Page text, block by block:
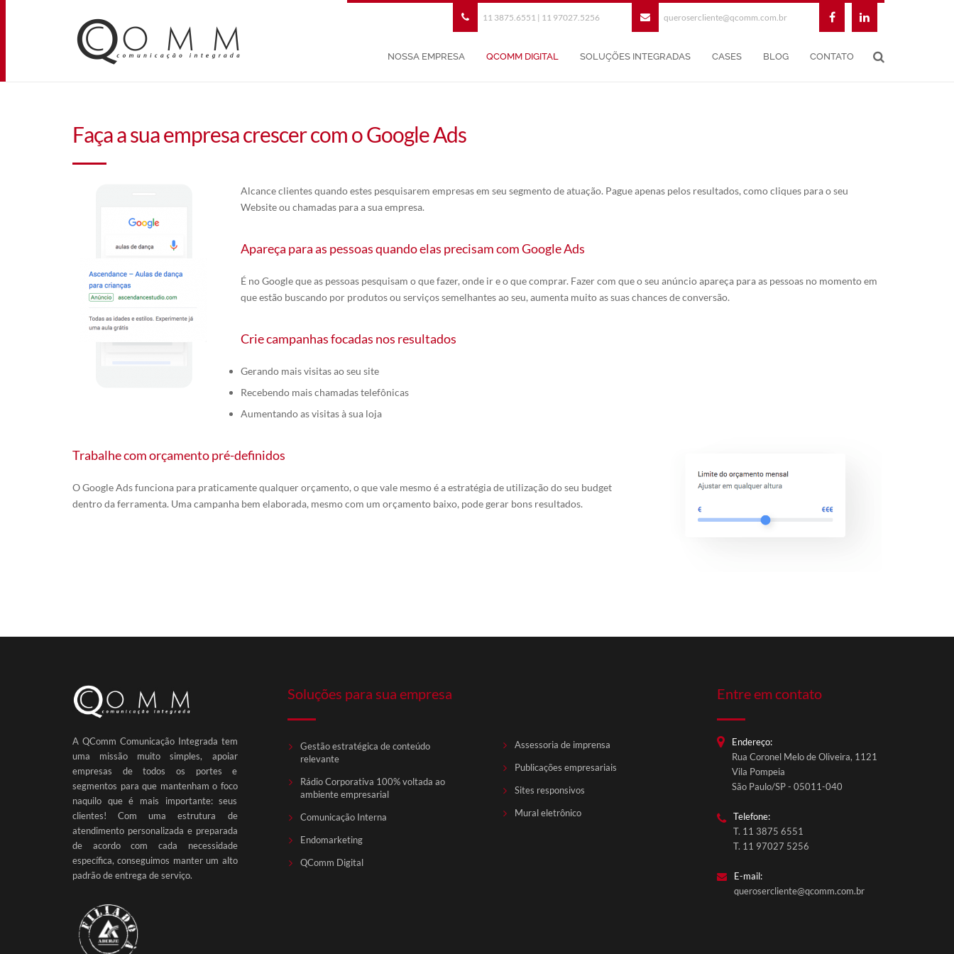
11 3875.6551 | 11 97027.5256 querosercliente@qcomm.com.br
NOSSA EMPRESA QCOMM DIGITAL SOLUÇÕES INTEGRADAS CASES BLOG CONTATO
Faça a sua empresa crescer com o Google Ads
Alcance clientes quando estes pesquisarem empresas em seu segmento de atuação. Pague apenas pelos resultados, como cliques para o seu
Website ou chamadas para a sua empresa.
Apareça para as pessoas quando elas precisam com Google Ads
É no Google que as pessoas pesquisam o que fazer, onde ir e o que comprar. Fazer com que o seu anúncio apareça para as pessoas no momento em
que estão buscando por produtos ou serviços semelhantes ao seu, aumenta muito as suas chances de conversão.
Crie campanhas focadas nos resultados
Gerando mais visitas ao seu site
Recebendo mais chamadas telefônicas
Aumentando as visitas à sua loja
Trabalhe com orçamento pré-definidos
O Google Ads funciona para praticamente qualquer orçamento, o que vale mesmo é a estratégia de utilização do seu budget
dentro da ferramenta. Uma campanha bem elaborada, mesmo com um orçamento baixo, pode gerar bons resultados.
A QComm Comunicação Integrada tem
uma missão muito simples, apoiar
empresas de todos os portes e
segmentos para que mantenham o foco
naquilo que é mais importante: seus
clientes! Com uma estrutura de
atendimento personalizada e preparada
de acordo com cada necessidade
específica, conseguimos manter um alto
padrão de entrega de serviço.
Soluções para sua empresa
Gestão estratégica de conteúdo
relevante
Rádio Corporativa 100% voltada ao
ambiente empresarial
Comunicação Interna
Endomarketing
QComm Digital
Assessoria de imprensa
Publicações empresariais
Sites responsivos
Mural eletrônico
Entre em contato
Endereço:
Rua Coronel Melo de Oliveira, 1121
Vila Pompeia
São Paulo/SP - 05011-040
Telefone:
T. 11 3875 6551
T. 11 97027 5256
E-mail:
querosercliente@qcomm.com.br